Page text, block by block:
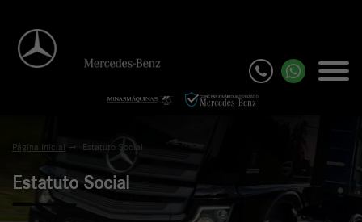
Página Inicial Estatuto Social
Estatuto Social